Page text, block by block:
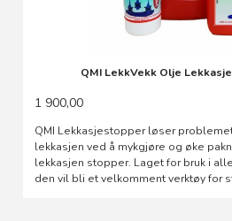
QMI LekkVekk Olje
1 900,00
QMI Lekkasjestopper løser
lekkasjen ved å mykgjøre og øke
lekkasjen stopper. Laget for bruk i
den vil bli et velkomment verktøy for